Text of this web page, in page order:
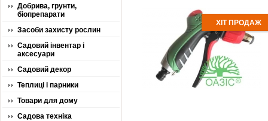
Добрива, грунти,
біопрепарати
Засоби захисту рослин
Садовий інвентар і
аксесуари
Садовий декор
Теплиці і парники
Товари для дому
Садова техніка
ХІТ ПРОДАЖ